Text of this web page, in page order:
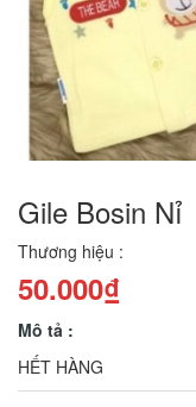
Gile Bosin Nỉ
Thương hiệu :
50.000₫
Mô tả :
HẾT HÀNG